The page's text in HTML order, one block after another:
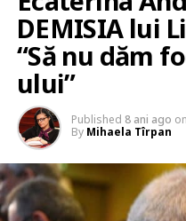
DEMISIA lui
“Să nu dăm
ului”
Published 8 ani ago on
By Mihaela Tîrpan